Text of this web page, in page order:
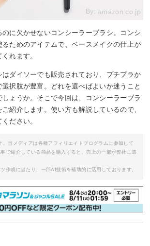
By: amazon.co.jp
のに欠かせないコンシーラーブラシ。コンシ
るためのアイテムで、ベースメイクの仕上が
れます。
はダイソーでも販売されており、プチプラか
択肢が豊富。どれを選べばよいか迷うこと
しょうか。そこで今回は、コンシーラーブラ
紹介します。使い方も解説しているので、
ださい。
当メディアは各種アフィリエイトプログラムに参加して
で紹介している商品を購入すると、売上の一部が弊社に還
作成に当たり、一部AI技術を補助的に活用しております。